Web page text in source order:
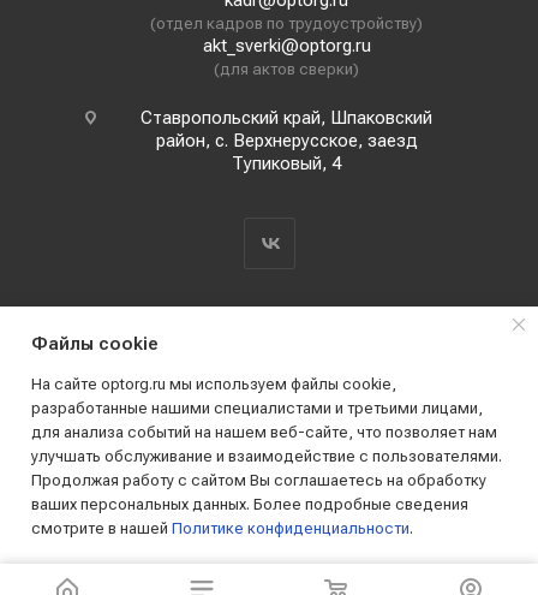
(отдел кадров по трудоустройству)
akt_sverki@optorg.ru
(для актов сверки)
Ставропольский край, Шпаковский
район, с. Верхнерусское, заезд
Тупиковый, 4
2019 - 2026 © АО КПК "Ставропольстройопторг"
Все права защищены
Файлы cookie
На сайте optorg.ru мы используем файлы cookie,
разработанные нашими специалистами и третьими лицами,
для анализа событий на нашем веб-сайте, что позволяет нам
улучшать обслуживание и взаимодействие с пользователями.
Продолжая работу с сайтом Вы соглашаетесь на обработку
ваших персональных данных. Более подробные сведения
смотрите в нашей Политике конфиденциальности.
ПРИНИМАЮ